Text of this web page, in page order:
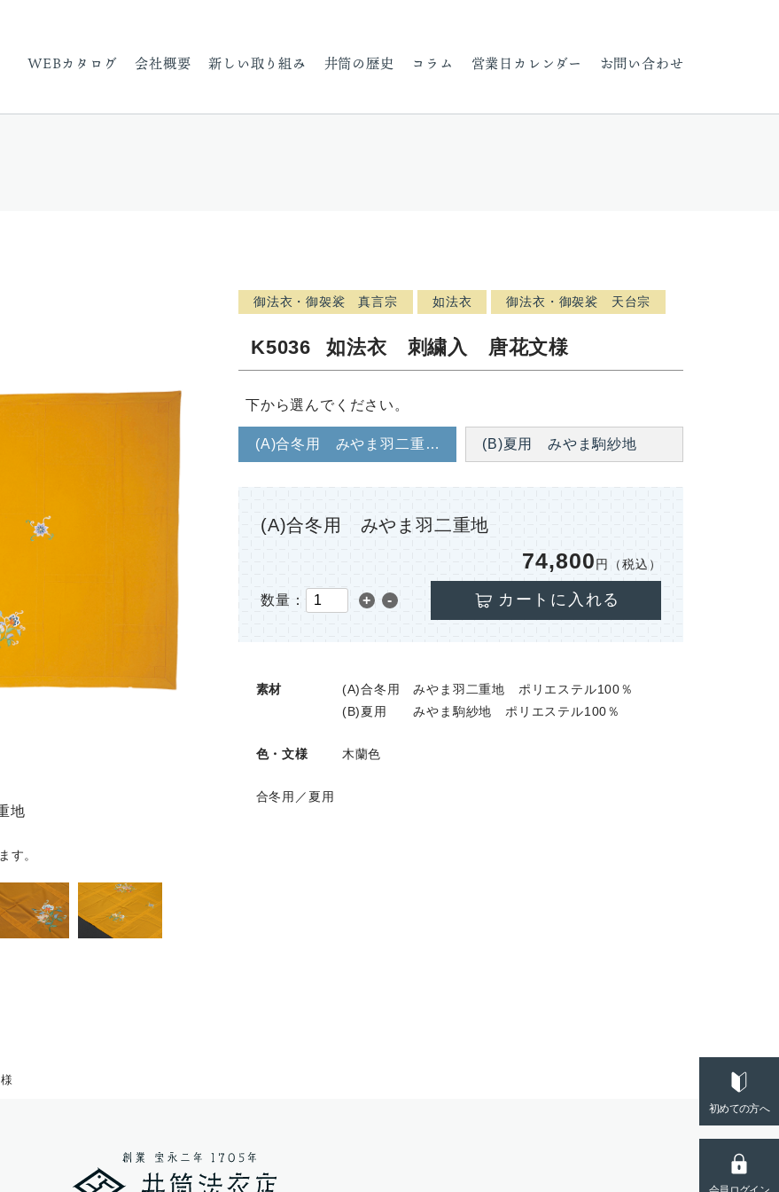
WEBカタログ 会社概要 新しい取り組み 井筒の歴史 コラム 営業日カレンダー お問い合わせ
初めての方へ
地
す。
御法衣・御袈裟 真言宗 如法衣 御法衣・御袈裟 天台宗
K5036 如法衣 刺繍入 唐花文様
下から選んでください。
(A)合冬用 みやま羽二重地 (B)夏用 みやま駒紗地
(A)合冬用 みやま羽二重地
74,800円（税込）
数量： + - カートに入れる
素材
(A)合冬用 みやま羽二重地 ポリエステル100％
(B)夏用 みやま駒紗地 ポリエステル100％
色・文様 木蘭色
合冬用／夏用